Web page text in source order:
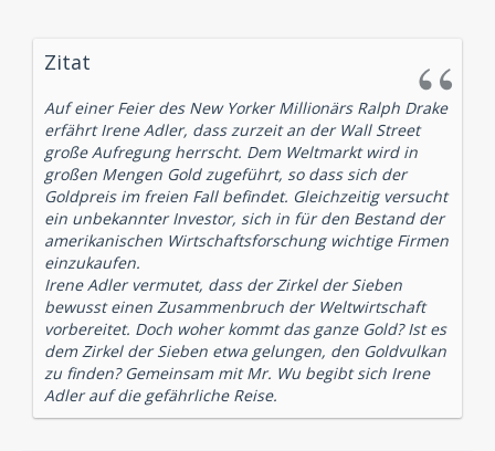
Zitat
Auf einer Feier des New Yorker Millionärs Ralph Drake
erfährt Irene Adler, dass zurzeit an der Wall Street
große Aufregung herrscht. Dem Weltmarkt wird in
großen Mengen Gold zugeführt, so dass sich der
Goldpreis im freien Fall befindet. Gleichzeitig versucht
ein unbekannter Investor, sich in für den Bestand der
amerikanischen Wirtschaftsforschung wichtige Firmen
einzukaufen.
Irene Adler vermutet, dass der Zirkel der Sieben
bewusst einen Zusammenbruch der Weltwirtschaft
vorbereitet. Doch woher kommt das ganze Gold? Ist es
dem Zirkel der Sieben etwa gelungen, den Goldvulkan
zu finden? Gemeinsam mit Mr. Wu begibt sich Irene
Adler auf die gefährliche Reise.